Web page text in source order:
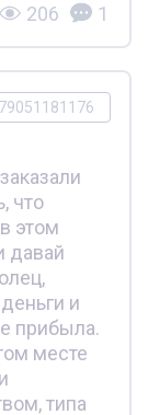
206 1
что
этом
давай
и
прибыла.
месте
типа